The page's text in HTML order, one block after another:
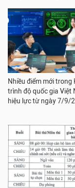
Nhiều điểm mới trong
trình độ quốc gia Việt
hiệu lực từ ngày 7/9/